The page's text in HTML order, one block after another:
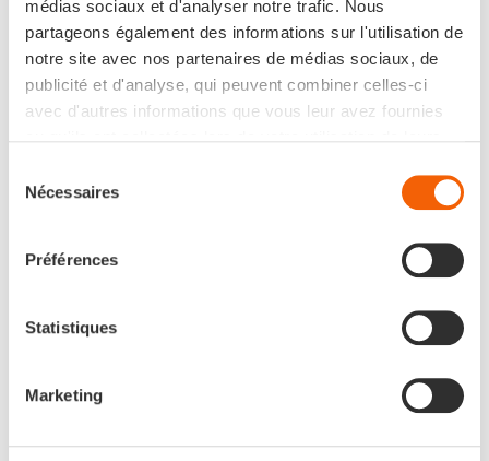
médias sociaux et d'analyser notre trafic. Nous
partageons également des informations sur l'utilisation de
notre site avec nos partenaires de médias sociaux, de
publicité et d'analyse, qui peuvent combiner celles-ci
avec d'autres informations que vous leur avez fournies
Nécessaires
Préférences
Statistiques
Marketing
gestion des risques à grande échelle
orchestration des interactions entre agents
Sans cadre structurant, l’autonomie devient un facteur de
4. Le contexte, clé de la valeur
métier
La donnée seule ne suffit pas :
c’est sa mise en contexte
Les initiatives performantes s’assurent que les insights